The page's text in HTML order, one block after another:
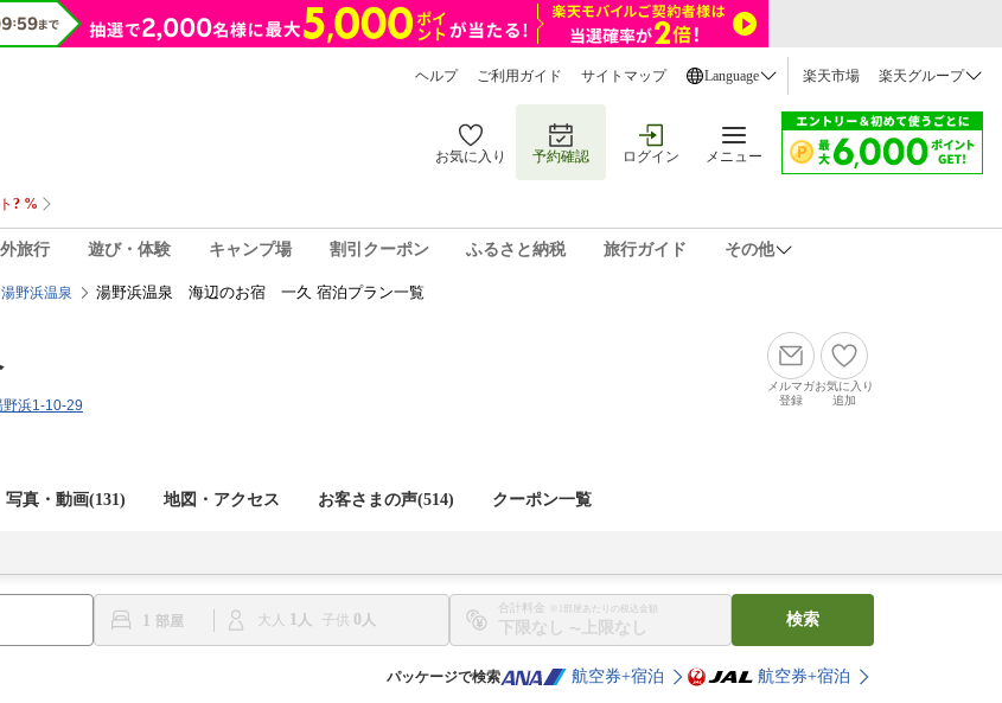
ヘルプ ご利用ガイド サイトマップ Language 楽天市場 楽天グループ
お気に入り 予約確認 ログイン メニュー
旅行 遊び・体験 キャンプ場 割引クーポン ふるさと納税 旅行ガイド その他
湯野浜温泉 湯野浜温泉 海辺のお宿 一久 宿泊プラン一覧
浜1-10-29
メルマガ
登録
お気に入り
追加
写真・動画(131) 地図・アクセス お客さまの声(514) クーポン一覧
1 大人 1 子供 0
合計料金 ※1部屋あたりの税込金額
〜
検索
パッケージで検索 航空券+宿泊 航空券+宿泊